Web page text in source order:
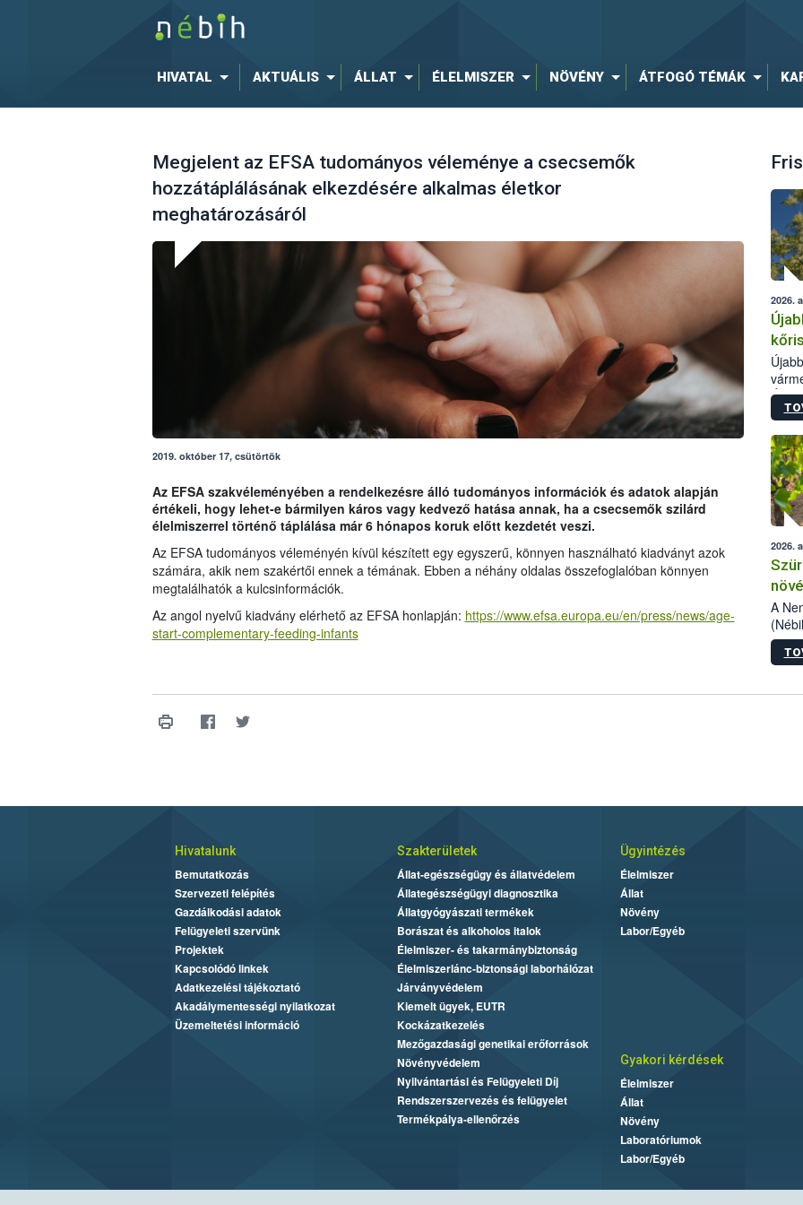
HIVATAL AKTUÁLIS ÁLLAT ÉLELMISZER NÖVÉNY ÁTFOGÓ TÉMÁK
Megjelent az EFSA tudományos véleménye a csecsemők
hozzátáplálásának elkezdésére alkalmas életkor
meghatározásáról
2019. október 17, csütörtök
Az EFSA szakvéleményében a rendelkezésre álló tudományos információk és adatok alapján
értékeli, hogy lehet-e bármilyen káros vagy kedvező hatása annak, ha a csecsemők szilárd
élelmiszerrel történő táplálása már 6 hónapos koruk előtt kezdetét veszi.
Az EFSA tudományos véleményén kívül készített egy egyszerű, könnyen használható kiadványt azok
számára, akik nem szakértői ennek a témának. Ebben a néhány oldalas összefoglalóban könnyen
megtalálhatók a kulcsinformációk.
Az angol nyelvű kiadvány elérhető az EFSA honlapján: https://www.efsa.europa.eu/en/press/news/age-
start-complementary-feeding-infants
2026.
2026.
A
Hivatalunk
Bemutatkozás
Szervezeti felépítés
Gazdálkodási adatok
Felügyeleti szervünk
Projektek
Kapcsolódó linkek
Adatkezelési tájékoztató
Akadálymentességi nyilatkozat
Üzemeltetési információ
Szakterületek
Állat-egészségügy és állatvédelem
Állategészségügyi diagnosztika
Állatgyógyászati termékek
Borászat és alkoholos italok
Élelmiszer- és takarmánybiztonság
Élelmiszerlánc-biztonsági laborhálózat
Járványvédelem
Kiemelt ügyek, EUTR
Kockázatkezelés
Mezőgazdasági genetikai erőforrások
Növényvédelem
Nyilvántartási és Felügyeleti Díj
Rendszerszervezés és felügyelet
Termékpálya-ellenőrzés
Ügyintézés
Élelmiszer
Állat
Növény
Labor/Egyéb
Gyakori kérdések
Élelmiszer
Állat
Növény
Laboratóriumok
Labor/Egyéb